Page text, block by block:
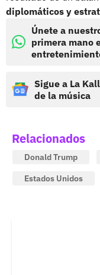
diplomáticos y
Únete a
primera mano
Sigue a La
de la música
Relacionados
Donald Trump
Estados Unidos